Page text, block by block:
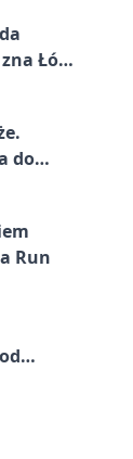
Łódź
do
Run